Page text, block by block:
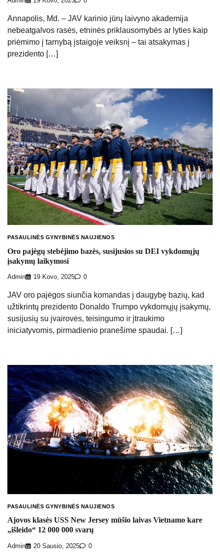
Annapolis, Md. – JAV karinio jūrų laivyno akademija
nebeatgalvos rasės, etninės priklausomybės ar lyties kaip
priėmimo į tarnybą įstaigoje veiksnį – tai atsakymas į
prezidento […]
PASAULINĖS GYNYBINĖS NAUJIENOS
Oro pajėgų stebėjimo bazės, susijusios su DEI vykdomųjų
įsakymų laikymosi
Admin 19 Kovo, 2025 0
JAV oro pajėgos siunčia komandas į daugybę bazių, kad
užtikrintų prezidento Donaldo Trumpo vykdomųjų įsakymų,
susijusių su įvairovės, teisingumo ir įtraukimo
iniciatyvomis, pirmadienio pranešime spaudai. […]
PASAULINĖS GYNYBINĖS NAUJIENOS
Ajovos klasės USS New Jersey mūšio laivas Vietnamo kare
„išleido“ 12 000 000 svarų
Admin 20 Sausio, 2025 0